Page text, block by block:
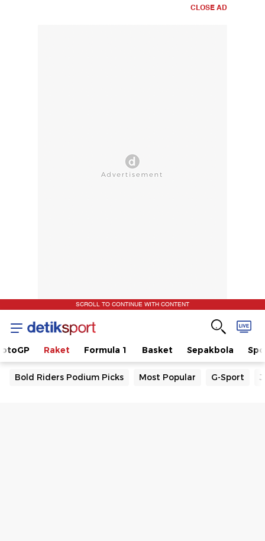
CLOSE AD
SCROLL TO CONTINUE WITH CONTENT
Raket Formula 1 Basket Sepakbola
Bold Riders Podium Picks Most Popular G-Sport